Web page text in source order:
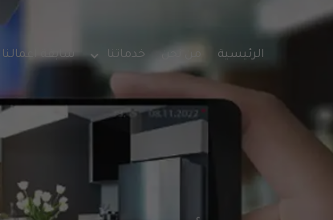
الرئيسية من نحن خدماتنا سابقة اعمالنا